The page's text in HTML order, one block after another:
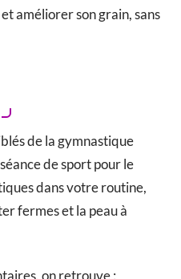
améliorer son grain, sans
de la gymnastique
de sport pour le
dans votre routine,
fermes et la peau à
on retrouve :